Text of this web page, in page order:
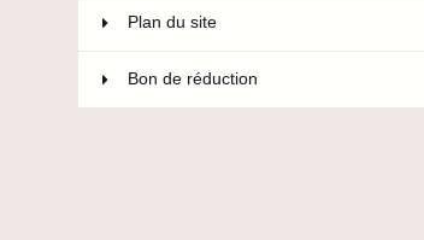
Plan du site
Bon de réduction